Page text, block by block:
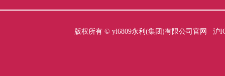
版权所有 © yl6809永利(集团)有限公司官网
沪